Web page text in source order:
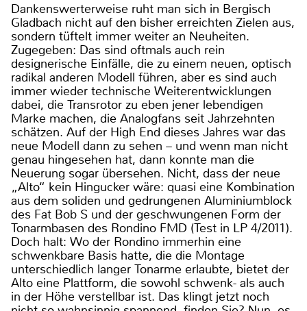
Dankenswerterweise ruht man sich in Bergisch
Gladbach nicht auf den bisher erreichten Zielen aus,
sondern tüftelt immer weiter an Neuheiten.
Zugegeben: Das sind oftmals auch rein
designerische Einfälle, die zu einem neuen, optisch
radikal anderen Modell führen, aber es sind auch
immer wieder technische Weiterentwicklungen
dabei, die Transrotor zu eben jener lebendigen
Marke machen, die Analogfans seit Jahrzehnten
schätzen. Auf der High End dieses Jahres war das
neue Modell dann zu sehen – und wenn man nicht
genau hingesehen hat, dann konnte man die
Neuerung sogar übersehen. Nicht, dass der neue
„Alto“ kein Hingucker wäre: quasi eine Kombination
aus dem soliden und gedrungenen Aluminiumblock
des Fat Bob S und der geschwungenen Form der
Tonarmbasen des Rondino FMD (Test in LP 4/2011).
Doch halt: Wo der Rondino immerhin eine
schwenkbare Basis hatte, die die Montage
unterschiedlich langer Tonarme erlaubte, bietet der
Alto eine Plattform, die sowohl schwenk- als auch
in der Höhe verstellbar ist. Das klingt jetzt noch